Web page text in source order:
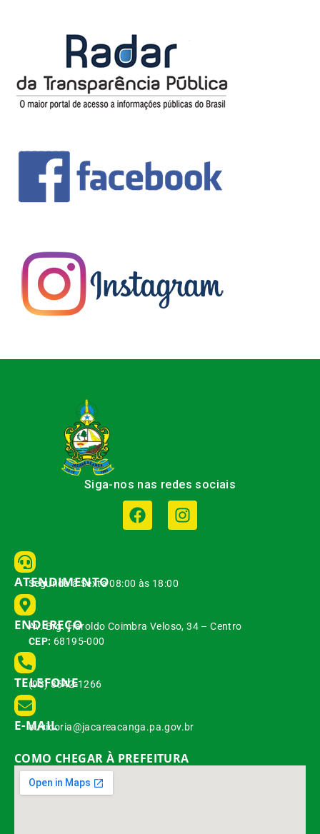
Siga-nos nas redes sociais
ATENDIMENTO
Segunda à Sexta 08:00 às 18:00
ENDEREÇO
Av. Brg. Haroldo Coimbra Veloso, 34 – Centro
CEP: 68195-000
TELEFONE
(93) 3542-1266
E-MAIL
ouvidoria@jacareacanga.pa.gov.br
COMO CHEGAR À PREFEITURA